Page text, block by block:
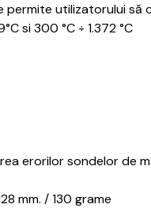
permite utilizatorului
si 300 °C ÷ 1.372 °C
erorilor sondelor de
mm. / 130 grame